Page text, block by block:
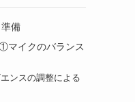
備
マイクのバランス
ンスの調整による